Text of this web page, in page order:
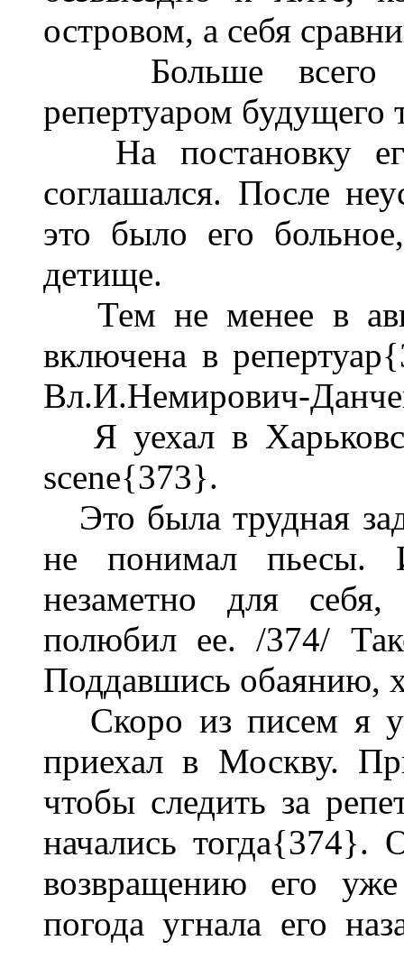
островом, а себя
Больше всего
репертуаром будущего
На постановку
соглашался. После
это было его
детище.
Тем не менее в
включена в
Вл.И.Немирович-
Я уехал в
scene{373}.
Это была трудная
не понимал пьесы.
незаметно для
полюбил ее. /374/
Поддавшись обаянию,
Скоро из писем я
приехал в Москву.
чтобы следить за
начались тогда{374}.
возвращению его
погода угнала его